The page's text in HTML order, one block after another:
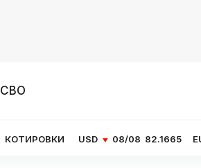
СВО
USD 08/08 82.1665 EUR 08/08